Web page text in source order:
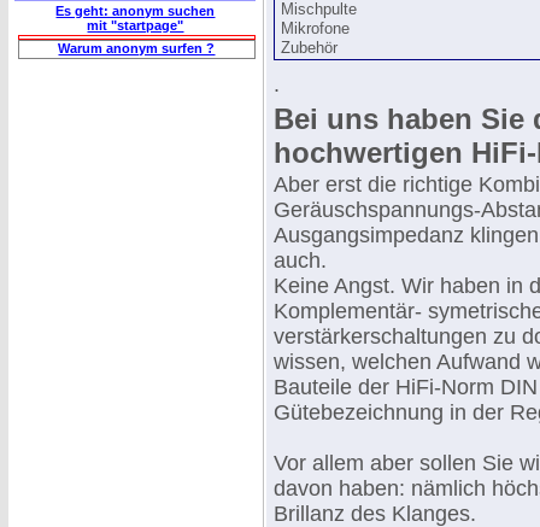
Es geht: anonym suchen
mit "startpage"
Warum anonym surfen ?
Mischpulte
Mikrofone
Zubehör
.
Bei uns haben Sie
hochwertigen
Aber erst die richtige
Geräuschspannungs-
Ausgangsimpedanz
auch.
Keine Angst. Wir haben in
Komplementär-
verstärkerschaltungen zu
wissen, welchen Aufwand
Bauteile der HiFi-Norm
Gütebezeichnung in der
Vor allem aber sollen Sie
davon haben: nämlich
Brillanz des Klanges.